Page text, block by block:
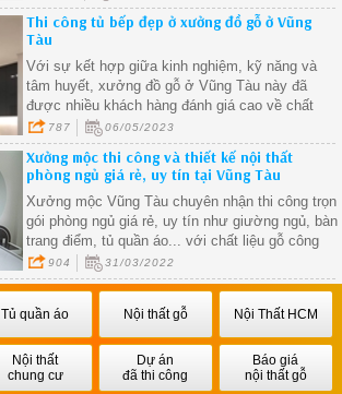
Thi công tủ bếp đẹp ở xưởng đồ gỗ ở Vũng
Tàu
Với sự kết hợp giữa kinh nghiệm, kỹ năng và
tâm huyết, xưởng đồ gỗ ở Vũng Tàu này đã
được nhiều khách hàng đánh giá cao về chất
lượng sản phẩm và dịch vụ
787 06/05/2023
Xưởng mộc thi công và thiết kế nội thất
phòng ngủ giá rẻ, uy tín tại Vũng Tàu
Xưởng mộc Vũng Tàu chuyên nhận thi công trọn
gói phòng ngủ giá rẻ, uy tín như giường ngủ, bàn
trang điểm, tủ quần áo... với chất liệu gỗ công
nghiệp MDF, MFC
904 31/03/2022
Tủ quần áo Nội thất gỗ Nội Thất HCM
Nội thất
chung cư
Dự án
đã thi công
Báo giá
nội thất gỗ